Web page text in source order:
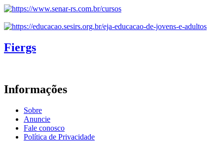
Fiergs
Informações
Sobre
Anuncie
Fale conosco
Política de Privacidade